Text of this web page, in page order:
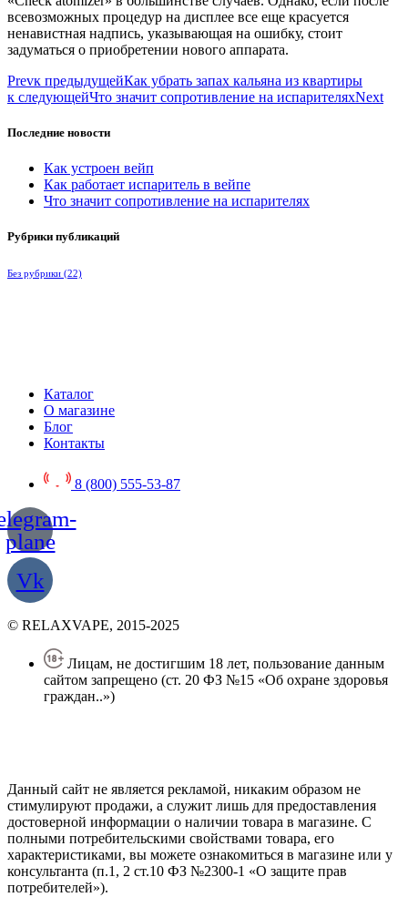
всевозможных процедур на дисплее все еще красуется
ненавистная надпись, указывающая на ошибку, стоит
задуматься о приобретении нового аппарата.
Prevк предыдущейКак убрать запах кальяна из квартиры
к следующейЧто значит сопротивление на испарителяхNext
Последние новости
Как устроен вейп
Как работает испаритель в вейпе
Что значит сопротивление на испарителях
Рубрики публикаций
Без рубрики (22)
Каталог
О магазине
Блог
Контакты
8 (800) 555-53-87
plane
Vk
© RELAXVAPE, 2015-2025
Лицам, не достигшим 18 лет, пользование данным
сайтом запрещено (ст. 20 ФЗ №15 «Об охране здоровья
граждан..»)
Данный сайт не является рекламой, никаким образом не
стимулируют продажи, а служит лишь для предоставления
достоверной информации о наличии товара в магазине. С
полными потребительскими свойствами товара, его
характеристиками, вы можете ознакомиться в магазине или у
консультанта (п.1, 2 ст.10 ФЗ №2300-1 «О защите прав
потребителей»).